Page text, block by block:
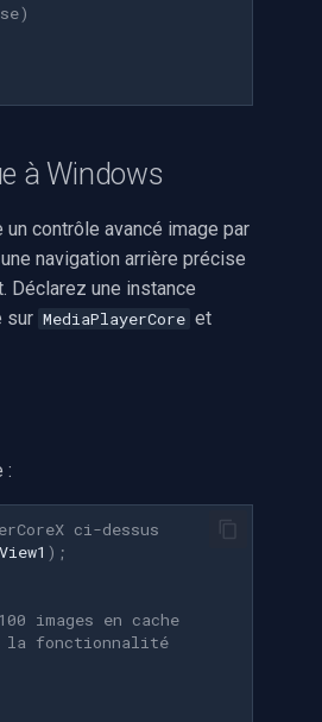
à Windows
contrôle avancé image par
navigation arrière précise
Déclarez une instance
sur MediaPlayerCore et
:
ci-dessus
);
images en cache
fonctionnalité